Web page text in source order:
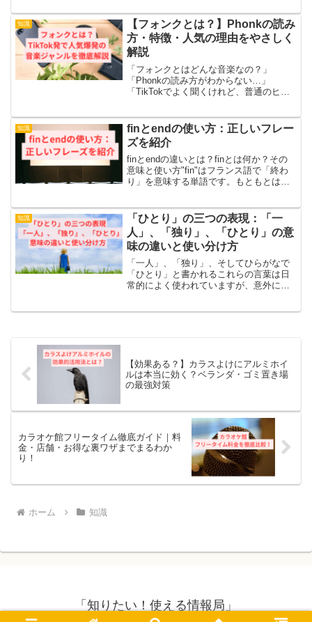
置しておくと通話に影響することもあり
ますが、多くの場合は...
知識
【フォンクとは？】Phonkの読み
方・特徴・人気の理由をやさしく
解説
「フォンクとはどんな音楽なの？」
「Phonkの読み方がわからない…」
「TikTokでよく聞くけれど、普通のヒッ
うか。フォンクは、Phonkと書いて「フ
ォンク」と読む音楽...
知識
finとendの使い方：正しいフレー
ズを紹介
finとendの違いとは？finとは何か？その
意味と使い方"fin"はフランス語で「終わ
り」を意味する単語です。もともとはラ
や文学作品の最後に用いられ、作品の...
知識
「ひとり」の三つの表現：「一
人」、「独り」、「ひとり」の意
味の違いと使い分け方
「一人」、「独り」、そしてひらがなで
「ひとり」と書かれるこれらの言葉は日
常的によく使われていますが、意外に使
【効果ある？】カラスよけにアルミホイ
ルは本当に効く？ベランダ・ゴミ置き場
の最強対策
カラオケ館フリータイム徹底ガイド｜料
金・店舗・お得な裏ワザまでまるわか
り！
ホーム 知識
「知りたい！使える情報局」